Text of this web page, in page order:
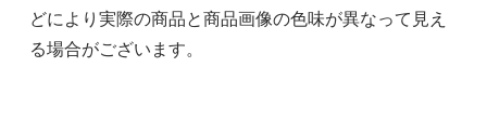
どにより実際の商品と商品画像の色味が異なって見え
る場合がございます。